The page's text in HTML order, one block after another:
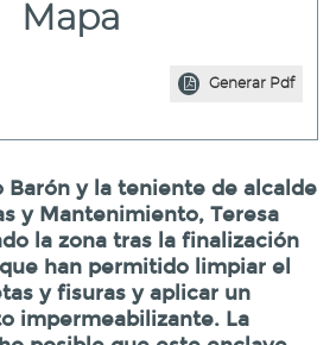
Mapa
Generar Pdf
Barón y la teniente de alcalde
y Mantenimiento, Teresa
la zona tras la finalización
han permitido limpiar el
y fisuras y aplicar un
impermeabilizante. La